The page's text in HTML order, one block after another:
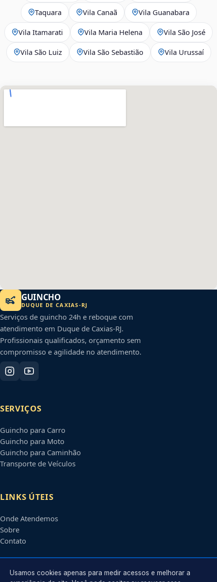
Taquara Vila Canaã Vila Guanabara
Vila Itamarati Vila Maria Helena Vila São José
Vila São Luiz Vila São Sebastião Vila Urussaí
GUINCHO
DUQUE DE CAXIAS-RJ
Serviços de guincho 24h e reboque com
atendimento em Duque de Caxias-RJ.
Profissionais qualificados, orçamento sem
compromisso e agilidade no atendimento.
SERVIÇOS
Guincho para Carro
Guincho para Moto
Guincho para Caminhão
Transporte de Veículos
LINKS ÚTEIS
Onde Atendemos
Sobre
Contato
CONTATO
Usamos cookies apenas para medir acessos e melhorar a